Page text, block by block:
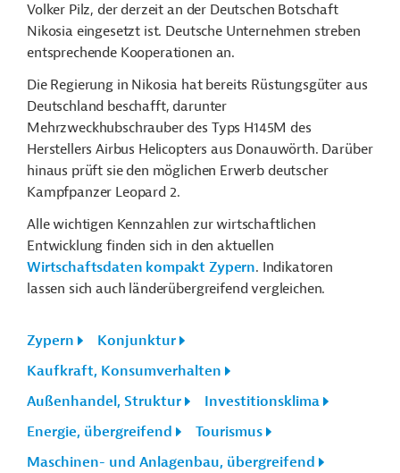
Volker Pilz, der derzeit an der Deutschen Botschaft
Nikosia eingesetzt ist. Deutsche Unternehmen streben
entsprechende Kooperationen an.
Die Regierung in Nikosia hat bereits Rüstungsgüter aus
Deutschland beschafft, darunter
Mehrzweckhubschrauber des Typs H145M des
Herstellers Airbus Helicopters aus Donauwörth. Darüber
hinaus prüft sie den möglichen Erwerb deutscher
Kampfpanzer Leopard 2.
Alle wichtigen Kennzahlen zur wirtschaftlichen
Entwicklung finden sich in den aktuellen
Wirtschaftsdaten kompakt Zypern. Indikatoren
lassen sich auch länderübergreifend vergleichen.
Zypern
Konjunktur
Kaufkraft, Konsumverhalten
Außenhandel, Struktur
Investitionsklima
Energie, übergreifend
Tourismus
Maschinen- und Anlagenbau, übergreifend